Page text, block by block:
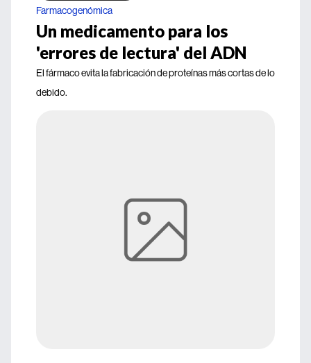
Farmacogenómica
Un medicamento para los
'errores de lectura' del ADN
El fármaco evita la fabricación de proteínas más cortas de lo
debido.